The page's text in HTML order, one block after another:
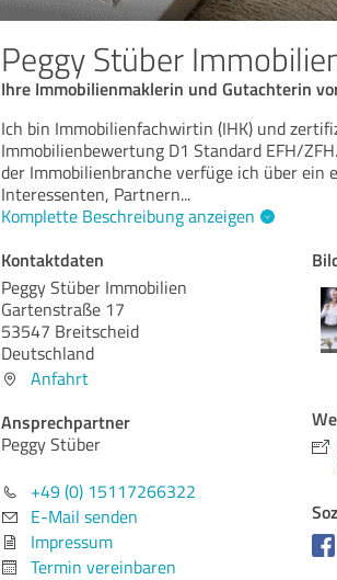
Peggy Stüber
Ihre Immobilienmaklerin und Gutachterin
Ich bin Immobilienfachwirtin (IHK) und
Immobilienbewertung D1 Standard EFH/
der Immobilienbranche verfüge ich über ein
Interessenten, Partnern...
Komplette Beschreibung anzeigen
Kontaktdaten
Peggy Stüber Immobilien
Gartenstraße 17
53547 Breitscheid
Deutschland
Anfahrt
Ansprechpartner
Peggy Stüber
+49 (0) 15117266322
E-Mail senden
Impressum
Termin vereinbaren